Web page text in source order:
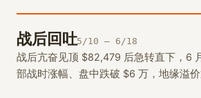
战后回吐5/10 – 6/18
战后亢奋见顶 $82,479 后急转直下，6
部战时涨幅、盘中跌破 $6 万，地缘溢价